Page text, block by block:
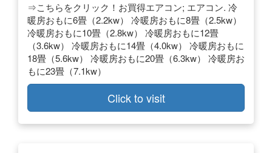
⇒こちらをクリック！お買得エアコン; エアコン. 冷
暖房おもに6畳（2.2kw） 冷暖房おもに8畳（2.5kw）
冷暖房おもに10畳（2.8kw） 冷暖房おもに12畳
（3.6kw） 冷暖房おもに14畳（4.0kw） 冷暖房おもに
18畳（5.6kw） 冷暖房おもに20畳（6.3kw） 冷暖房お
もに23畳（7.1kw）
Click to visit